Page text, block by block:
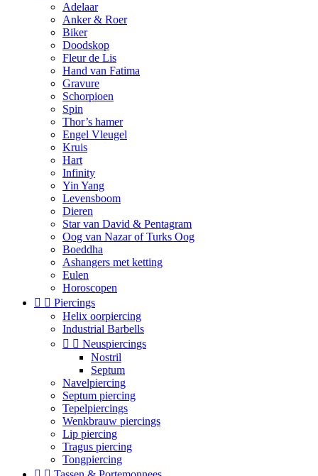
Adelaar
Anker & Roer
Biker
Doodskop
Fleur de Lis
Hand van Fatima
Gravure
Schorpioen
Spin
Thor’s hamer
Engel Vleugel
Kruis
Hart
Infinity
Yin Yang
Levensboom
Dieren
Star van David & Pentagram
Oog van Nazar of Turks Oog
Boeddha
Ashangers met ketting
Eulen
Horoscopen
  Piercings
Helix oorpiercing
Industrial Barbells
  Neuspiercings
Nostril
Septum
Navelpiercing
Septum piercing
Tepelpiercings
Wenkbrauw piercings
Lip piercing
Tragus piercing
Tongpiercing